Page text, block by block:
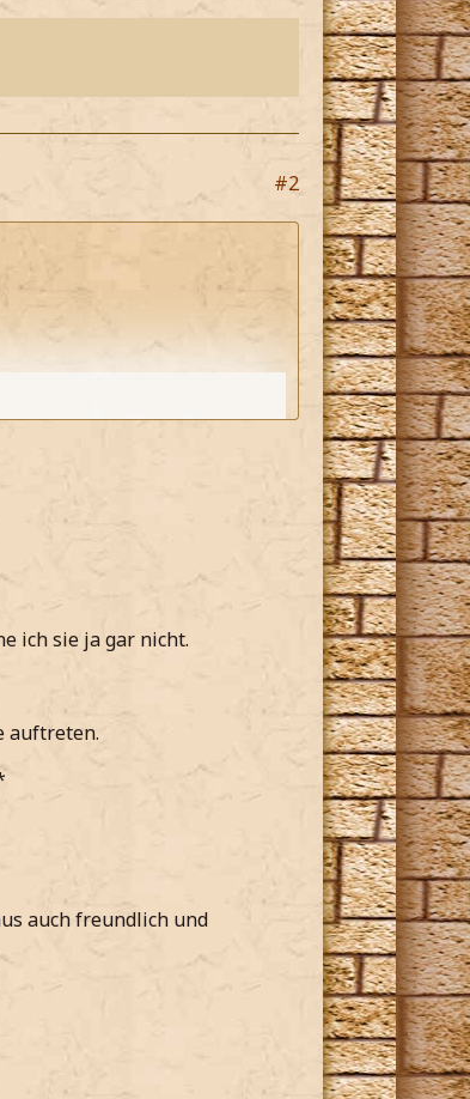
#2
hätte*
sicher etwas schwerer
ich sie ja gar nicht.
auftreten.
auch freundlich und